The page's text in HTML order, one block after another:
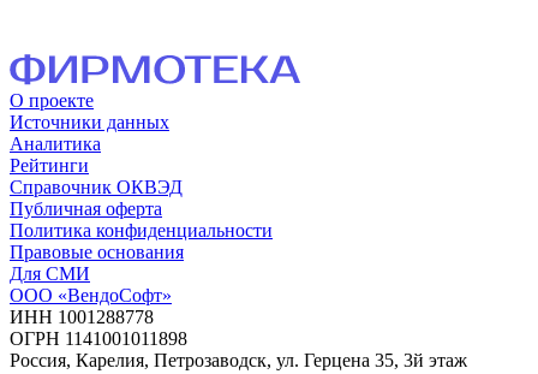
О проекте
Источники данных
Аналитика
Рейтинги
Справочник ОКВЭД
Публичная оферта
Политика конфиденциальности
Правовые основания
Для СМИ
ООО «ВендоСофт»
ИНН 1001288778
ОГРН 1141001011898
Россия, Карелия, Петрозаводск, ул. Герцена 35, 3й этаж